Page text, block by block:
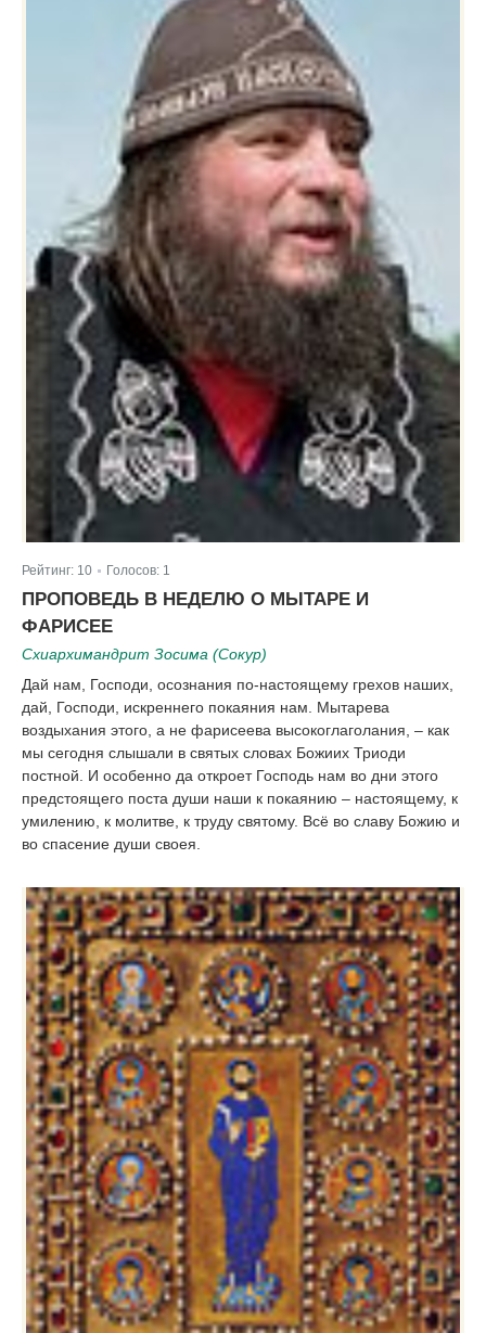
Рейтинг: 10 Голосов: 1
ПРОПОВЕДЬ В НЕДЕЛЮ О МЫТАРЕ И
ФАРИСЕЕ
Схиархимандрит Зосима (Сокур)
Дай нам, Господи, осознания по-настоящему грехов наших,
дай, Господи, искреннего покаяния нам. Мытарева
воздыхания этого, а не фарисеева высокоглаголания, – как
мы сегодня слышали в святых словах Божиих Триоди
постной. И особенно да откроет Господь нам во дни этого
предстоящего поста души наши к покаянию – настоящему, к
умилению, к молитве, к труду святому. Всё во славу Божию и
во спасение души своея.